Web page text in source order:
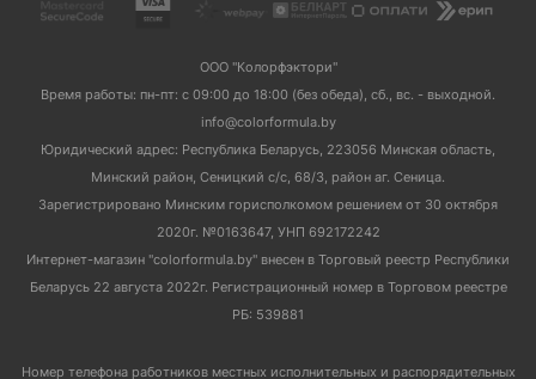
ООО "Колорфэктори"
Время работы: пн-пт: с 09:00 до 18:00 (без обеда), сб., вс. - выходной.
info@colorformula.by
Юридический адрес: Республика Беларусь, 223056 Минская область,
Минский район, Сеницкий с/с, 68/3, район аг. Сеница.
Зарегистрировано Минским горисполкомом решением от 30 октября
2020г. №0163647, УНП 692172242
Интернет-магазин "colorformula.by" внесен в Торговый реестр Республики
Беларусь 22 августа 2022г. Регистрационный номер в Торговом реестре
РБ: 539881
Номер телефона работников местных исполнительных и распорядительных